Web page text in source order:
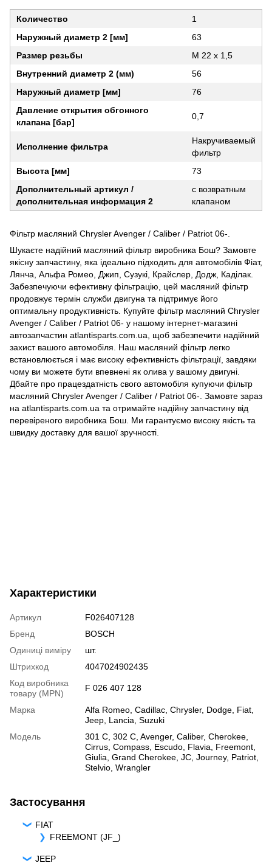
Количество
1
Наружный диаметр 2 [мм]
63
Размер резьбы
M 22 x 1,5
Внутренний диаметр 2 (мм)
56
Наружный диаметр [мм]
76
Давление открытия обгонного
клапана [бар]
0,7
Исполнение фильтра
Накручиваемый
фильтр
Высота [мм]
73
Дополнительный артикул /
дополнительная информация 2
с возвратным
клапаном
Фільтр масляний Chrysler Avenger / Caliber / Patriot 06-.
Шукаєте надійний масляний фільтр виробника Бош? Замовте
якісну запчастину, яка ідеально підходить для автомобілів Фіат,
Лянча, Альфа Ромео, Джип, Сузукі, Крайслер, Додж, Каділак.
Забезпечуючи ефективну фільтрацію, цей масляний фільтр
продовжує термін служби двигуна та підтримує його
оптимальну продуктивність. Купуйте фільтр масляний Chrysler
Avenger / Caliber / Patriot 06- у нашому інтернет-магазині
автозапчастин atlantisparts.com.ua, щоб забезпечити надійний
захист вашого автомобіля. Наш масляний фільтр легко
встановлюється і має високу ефективність фільтрації, завдяки
чому ви можете бути впевнені як олива у вашому двигуні.
Дбайте про працездатність свого автомобіля купуючи фільтр
масляний Chrysler Avenger / Caliber / Patriot 06-. Замовте зараз
на atlantisparts.com.ua та отримайте надійну запчастину від
перевіреного виробника Бош. Ми гарантуємо високу якість та
швидку доставку для вашої зручності.
Характеристики
Артикул
F026407128
Бренд
BOSCH
Одиниці виміру
шт.
Штрихкод
4047024902435
Код виробника
товару (MPN)
F 026 407 128
Марка Alfa Romeo Cadillac Chrysler, Dodge Fiat
Jeep Lancia Suzuki
Модель
301 C 302 C Avenger, Caliber, Cherokee
Cirrus Compass Escudo Flavia Freemont
Giulia Grand Cherokee JC Journey, Patriot
Stelvio Wrangler
Застосування
FIAT
FREEMONT (JF_)
JEEP